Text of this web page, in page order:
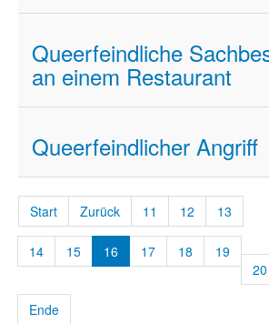
Queerfeindliche
an einem Restaurant
Queerfeindlicher Angriff
Start Zurück 11 12 13
14 15 16 17 18
19
20
Ende